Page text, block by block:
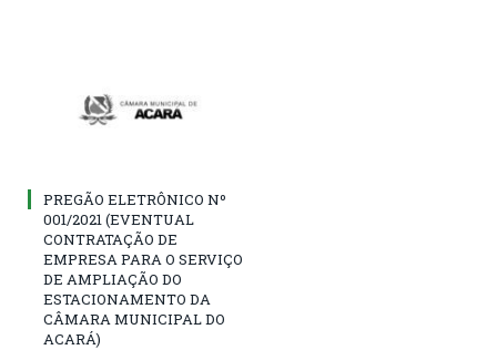
PREGÃO ELETRÔNICO Nº
001/2021 (EVENTUAL
CONTRATAÇÃO DE
EMPRESA PARA O SERVIÇO
DE AMPLIAÇÃO DO
ESTACIONAMENTO DA
CÂMARA MUNICIPAL DO
ACARÁ)